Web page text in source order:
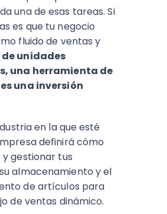
una de esas tareas. Si
es que tu negocio
fluido de ventas y
unidades
una herramienta de
una inversión
en la que esté
definirá cómo
gestionar tus
almacenamiento y el
de artículos para
de ventas dinámico.